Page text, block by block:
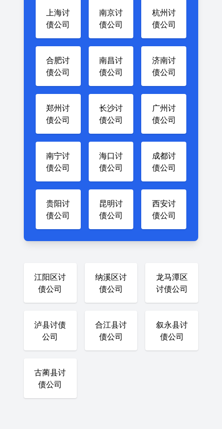
上海讨
债公司
南京讨
债公司
杭州讨
债公司
合肥讨
债公司
南昌讨
债公司
济南讨
债公司
郑州讨
债公司
长沙讨
债公司
广州讨
债公司
南宁讨
债公司
海口讨
债公司
成都讨
债公司
贵阳讨
债公司
昆明讨
债公司
西安讨
债公司
江阳区讨
债公司
纳溪区讨
债公司
龙马潭区
讨债公司
泸县讨债
公司
合江县讨
债公司
叙永县讨
债公司
古蔺县讨
债公司